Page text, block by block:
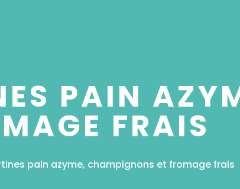
PAIN
FRAIS
pain azyme, champignons et fromage frais